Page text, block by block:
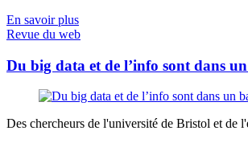
En savoir plus
Revue du web
Du big data et de l’info sont dans
Des chercheurs de l'université de Bristol et